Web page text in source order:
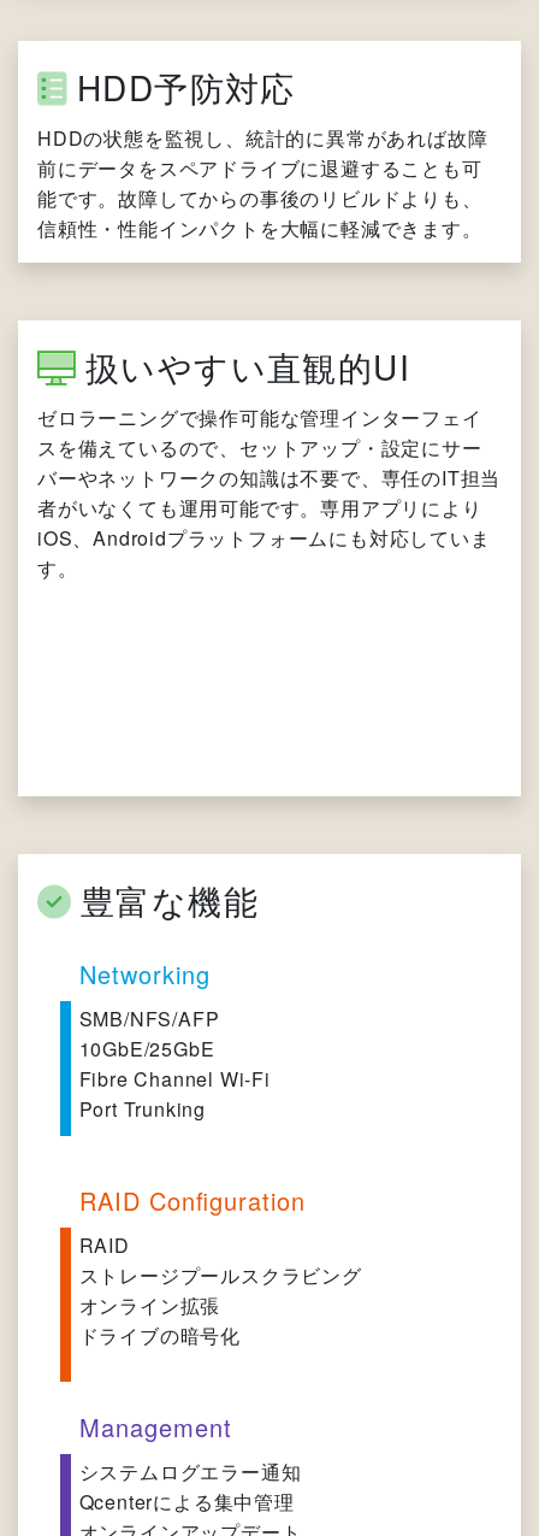
HDD予防対応
HDDの状態を監視し、統計的に異常があれば故障
前にデータをスペアドライブに退避することも可
能です。故障してからの事後のリビルドよりも、
信頼性・性能インパクトを大幅に軽減できます。
扱いやすい直観的UI
ゼロラーニングで操作可能な管理インターフェイ
スを備えているので、セットアップ・設定にサー
バーやネットワークの知識は不要で、専任のIT担当
者がいなくても運用可能です。専用アプリにより
iOS、Androidプラットフォームにも対応していま
す。
豊富な機能
Networking
SMB/NFS/AFP
10GbE/25GbE
Fibre Channel Wi-Fi
Port Trunking
RAID Conﬁguration
RAID
ストレージプールスクラビング
オンライン拡張
ドライブの暗号化
Management
システムログエラー通知
Qcenterによる集中管理